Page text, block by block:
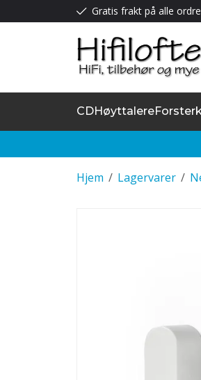
Gratis frakt på alle
CDHøyttalere
/
Hjem /
Lagervarer